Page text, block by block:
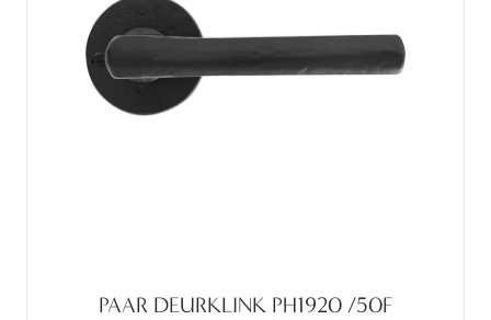
PAAR DEURKLINK PH1920 /50F